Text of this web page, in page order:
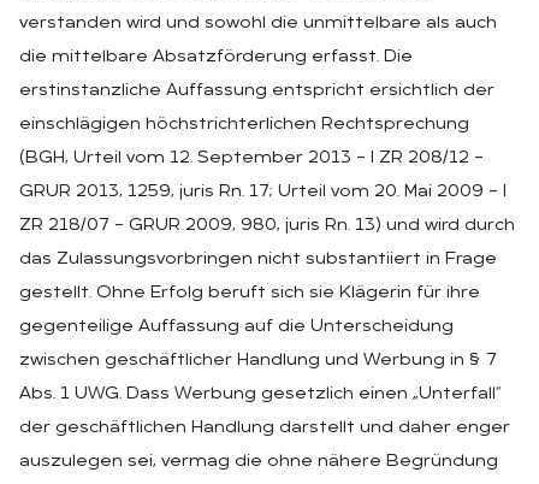
verstanden wird und sowohl die unmittelbare als auch
die mittelbare Absatzförderung erfasst. Die
erstinstanzliche Auffassung entspricht ersichtlich der
einschlägigen höchstrichterlichen Rechtsprechung
(BGH, Urteil vom 12. September 2013 – I ZR 208/12 –
GRUR 2013, 1259, juris Rn. 17; Urteil vom 20. Mai 2009 – I
ZR 218/07 – GRUR 2009, 980, juris Rn. 13) und wird durch
das Zulassungsvorbringen nicht substantiiert in Frage
gestellt. Ohne Erfolg beruft sich sie Klägerin für ihre
gegenteilige Auffassung auf die Unterscheidung
zwischen geschäftlicher Handlung und Werbung in § 7
Abs. 1 UWG. Dass Werbung gesetzlich einen „Unterfall“
der geschäftlichen Handlung darstellt und daher enger
auszulegen sei, vermag die ohne nähere Begründung